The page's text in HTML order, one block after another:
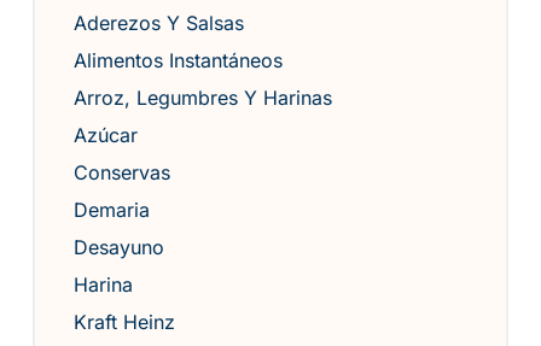
Aderezos Y Salsas
Alimentos Instantáneos
Arroz, Legumbres Y Harinas
Azúcar
Conservas
Demaria
Desayuno
Harina
Kraft Heinz